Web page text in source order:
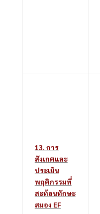
13. การ
สังเกตและ
ประเมิน
พฤติกรรมที่
สะท้อนทักษะ
สมอง EF